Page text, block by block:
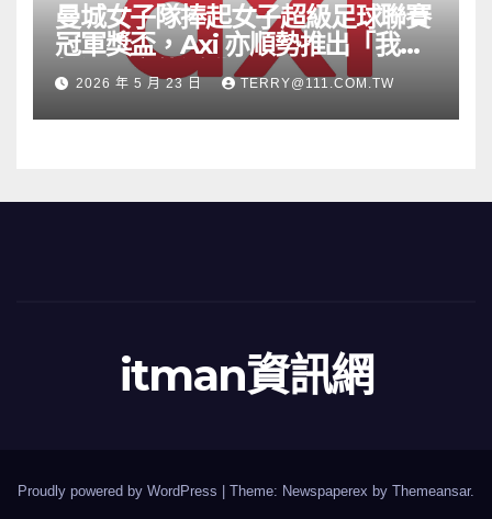
曼城女子隊捧起女子超級足球聯賽
冠軍獎盃，Axi 亦順勢推出「我的
根源」宣傳活動
2026 年 5 月 23 日 TERRY@111.COM.TW
itman資訊網
Proudly powered by WordPress Theme: Newspaperex by Themeansar.